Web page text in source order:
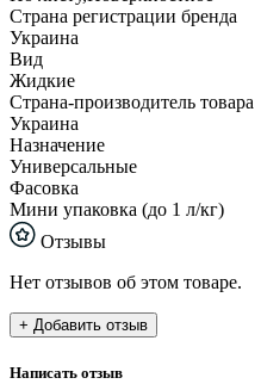
Страна регистрации бренда
Украина
Вид
Жидкие
Страна-производитель товара
Украина
Назначение
Универсальные
Фасовка
Мини упаковка (до 1 л/кг)
Отзывы
Нет отзывов об этом товаре.
+ Добавить отзыв
Написать отзыв